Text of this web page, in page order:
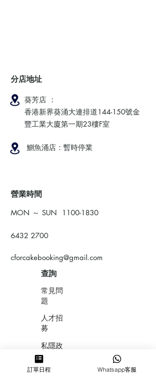
分店地址
葵芳店 ：
香港新界葵涌大連排道144-150號金
豐工業大廈第一期23樓F室
鰂魚涌店：暫時停業
​營業時間
MON ～ SUN 1100-1830
6432 2700
cforcakebooking@gmail.com
查詢
常見問
題
人才招
募
私隱政
策
​積分計
訂單日程 Whatsapp客服